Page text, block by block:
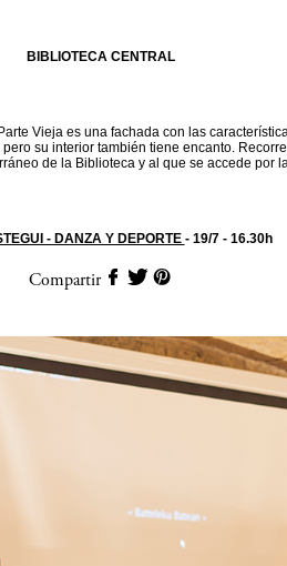
BIBLIOTECA CENTRAL
Vieja es una fachada con las
su interior también tiene encanto.
de la Biblioteca y al que se accede por
- DANZA Y DEPORTE - 19/7 - 16.30h
Compartir